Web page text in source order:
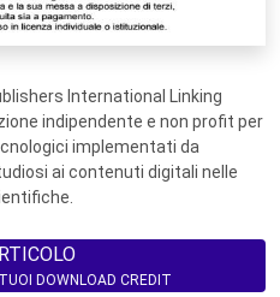
International Linking
indipendente e non profit per
implementati da
ai contenuti digitali nelle
DOWNLOAD CREDIT